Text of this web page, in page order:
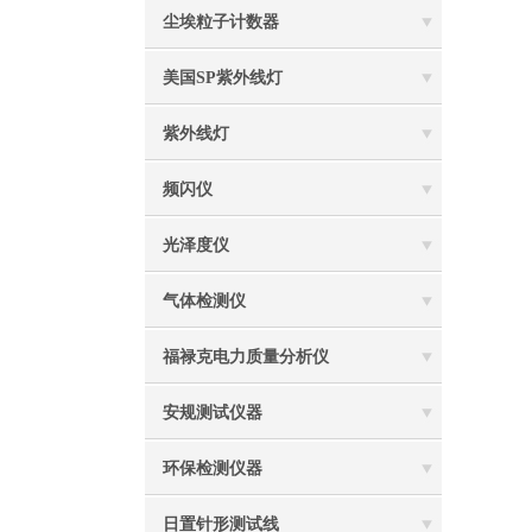
尘埃粒子计数器
美国SP紫外线灯
紫外线灯
频闪仪
光泽度仪
气体检测仪
福禄克电力质量分析仪
安规测试仪器
环保检测仪器
日置针形测试线